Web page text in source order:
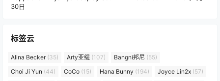
30日
标签云
Alina Becker(35) Arty亚缇 (107) Bangni邦尼 (55)
Choi Ji Yun (44) CoCo (15) Hana Bunny (194) Joyce Lin2x (57)